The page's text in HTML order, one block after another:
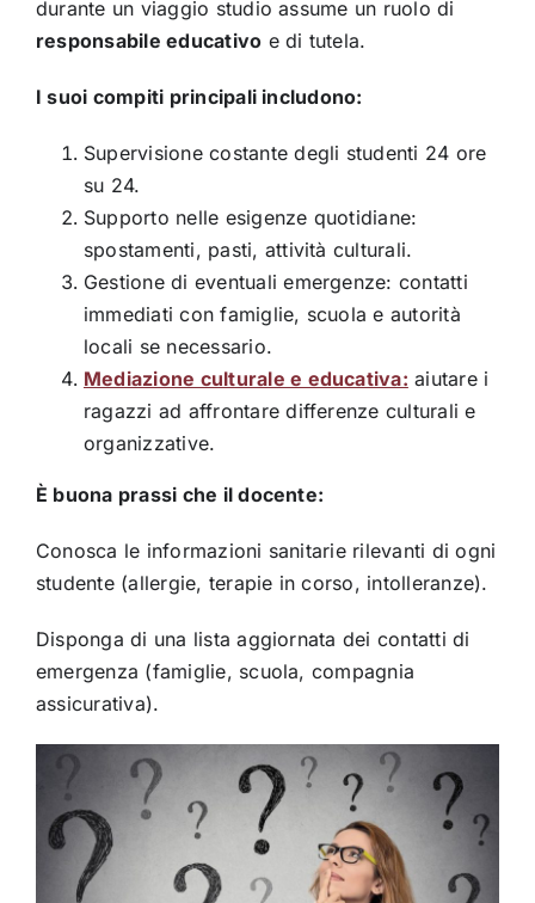
durante un viaggio studio assume un ruolo di
responsabile educativo e di tutela.
I suoi compiti principali includono:
Supervisione costante degli studenti 24 ore
su 24.
Supporto nelle esigenze quotidiane:
spostamenti, pasti, attività culturali.
Gestione di eventuali emergenze: contatti
immediati con famiglie, scuola e autorità
locali se necessario.
Mediazione culturale e educativa: aiutare i
ragazzi ad affrontare differenze culturali e
organizzative.
È buona prassi che il docente:
Conosca le informazioni sanitarie rilevanti di ogni
studente (allergie, terapie in corso, intolleranze).
Disponga di una lista aggiornata dei contatti di
emergenza (famiglie, scuola, compagnia
assicurativa).